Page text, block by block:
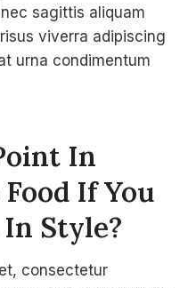
sagittis aliquam
viverra adipiscing
urna condimentum
In
If You
In Style?
consectetur